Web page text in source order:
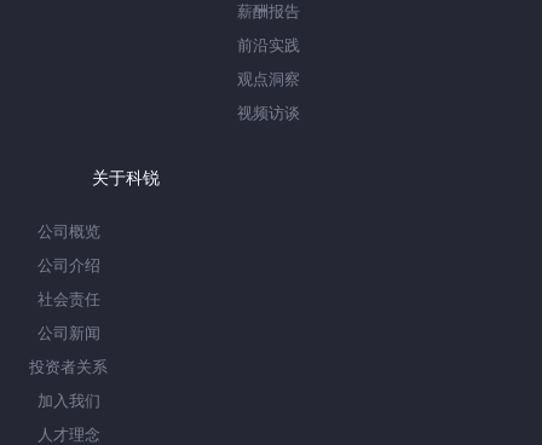
薪酬报告
前沿实践
观点洞察
视频访谈
关于科锐
公司概览
公司介绍
社会责任
公司新闻
投资者关系
加入我们
人才理念